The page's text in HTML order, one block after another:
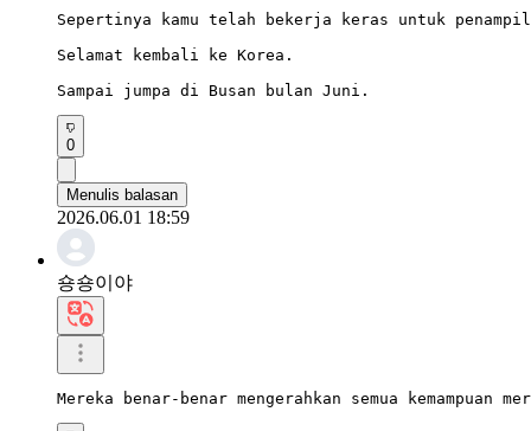
Sepertinya kamu telah bekerja keras untuk
Selamat kembali ke Korea.
Sampai jumpa di Busan bulan Juni.
0
Menulis balasan
2026.06.01 18:59
숑숑이야
Mereka benar-benar mengerahkan semua